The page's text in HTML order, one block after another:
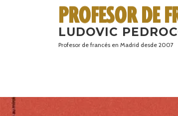
LUDOVIC
Profesor de francés en Madrid desde 2007